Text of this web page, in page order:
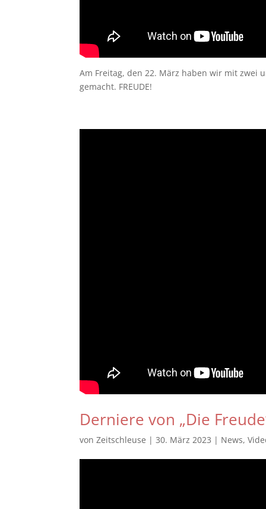
Am Freitag, den 22. März haben wir mit zwei
gemacht. FREUDE!
Derniere von „Die
vonZeitschleuse |30. März 2023 | News,